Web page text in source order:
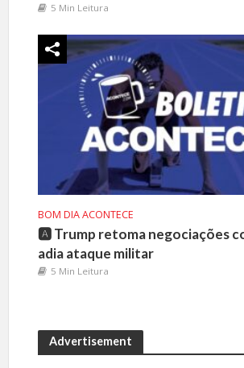
5 Min Leitura
BOM DIA ACONTECE
🅰️ Trump retoma negociações
adia ataque militar
5 Min Leitura
Advertisement